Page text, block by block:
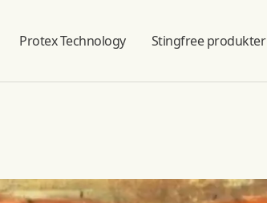
Protex Technology Stingfree produkter